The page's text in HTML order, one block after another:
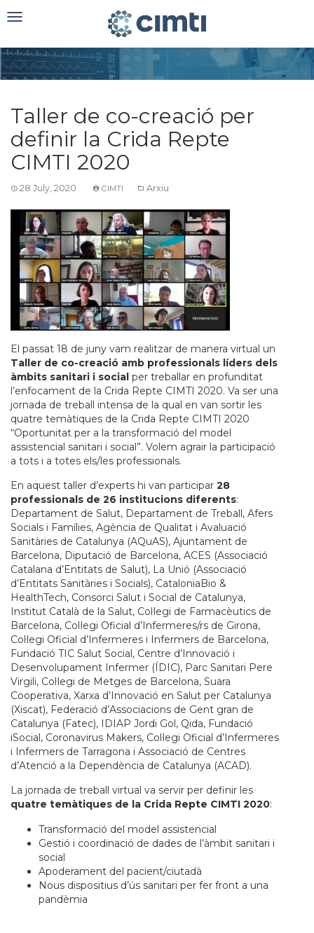
Toggle
Taller de co-creació per
definir la Crida Repte
CIMTI 2020
28 July, 2020 CIMTI Arxiu
El passat 18 de juny vam realitzar de manera virtual un
Taller de co-creació amb professionals líders dels
àmbits sanitari i social per treballar en profunditat
l’enfocament de la Crida Repte CIMTI 2020. Va ser una
jornada de treball intensa de la qual en van sortir les
quatre temàtiques de la Crida Repte CIMTI 2020
“Oportunitat per a la transformació del model
assistencial sanitari i social”. Volem agrair la participació
a tots i a totes els/les professionals.
En aquest taller d’experts hi van participar 28
professionals de 26 institucions diferents:
Departament de Salut, Departament de Treball, Afers
Socials i Famílies, Agència de Qualitat i Avaluació
Sanitàries de Catalunya (AQuAS), Ajuntament de
Barcelona, Diputació de Barcelona, ACES (Associació
Catalana d’Entitats de Salut), La Unió (Associació
d’Entitats Sanitàries i Socials), CataloniaBio &
HealthTech, Consorci Salut i Social de Catalunya,
Institut Català de la Salut, Col·legi de Farmacèutics de
Barcelona, Col·legi Oficial d’Infermeres/rs de Girona,
Col·legi Oficial d’Infermeres i Infermers de Barcelona,
Fundació TIC Salut Social, Centre d’Innovació i
Desenvolupament Infermer (ÍDIC), Parc Sanitari Pere
Virgili, Col·legi de Metges de Barcelona, Suara
Cooperativa, Xarxa d’Innovació en Salut per Catalunya
(Xiscat), Federació d’Associacions de Gent gran de
Catalunya (Fatec), IDIAP Jordi Gol, Qida, Fundació
iSocial, Coronavirus Makers, Col·legi Oficial d’Infermeres
i Infermers de Tarragona i Associació de Centres
d’Atenció a la Dependència de Catalunya (ACAD).
La jornada de treball virtual va servir per definir les
quatre temàtiques de la Crida Repte CIMTI 2020:
Transformació del model assistencial
Gestió i coordinació de dades de l’àmbit sanitari i
social
Apoderament del pacient/ciutadà
Nous dispositius d’ús sanitari per fer front a una
pandèmia